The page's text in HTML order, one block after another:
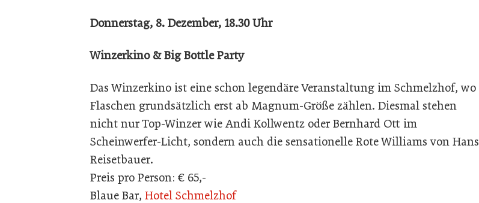
Donnerstag, 8. Dezember, 18.30 Uhr
Winzerkino & Big Bottle Party
Das Winzerkino ist eine schon legendäre Veranstaltung im Schmelzhof, wo
Flaschen grundsätzlich erst ab Magnum-Größe zählen. Diesmal stehen
nicht nur Top-Winzer wie Andi Kollwentz oder Bernhard Ott im
Scheinwerfer-Licht, sondern auch die sensationelle Rote Williams von Hans
Reisetbauer.
Preis pro Person: € 65,-
Blaue Bar, Hotel Schmelzhof